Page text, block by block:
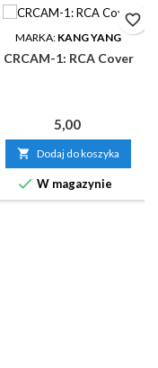
MARKA: KANG YANG
CRCAM-1: RCA Cover
Cena
5,00
 Dodaj do koszyka
 W magazynie
favorite_border